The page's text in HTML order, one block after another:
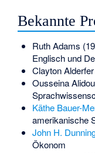
Bekannte
Ruth Adams
Englisch und
Clayton Alderfer
Ousseina Alidou
Käthe Bauer-
amerikanische
John H.
Ökonom